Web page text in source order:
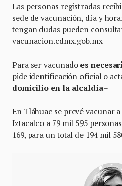
Las personas registradas
sede de vacunación, día y
tengan dudas pueden
vacunacion.cdmx.gob.mx
Para ser vacunado es
pide identificación oficial o
domicilio en la alcaldía–
En Tláhuac se prevé vacunar
Iztacalco a 79 mil 595
169, para un total de 194 mil